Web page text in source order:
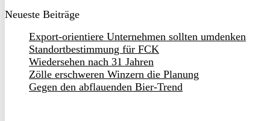
Neueste Beiträge
Export-orientiere Unternehmen sollten umdenken
Standortbestimmung für FCK
Wiedersehen nach 31 Jahren
Zölle erschweren Winzern die Planung
Gegen den abflauenden Bier-Trend